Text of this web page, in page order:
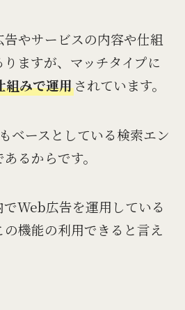
やサービスの内容や仕組
ますが、マッチタイプに
組みで運用されています。
ベースとしている検索エン
るからです。
Web広告を運用している
機能の利用できると言え